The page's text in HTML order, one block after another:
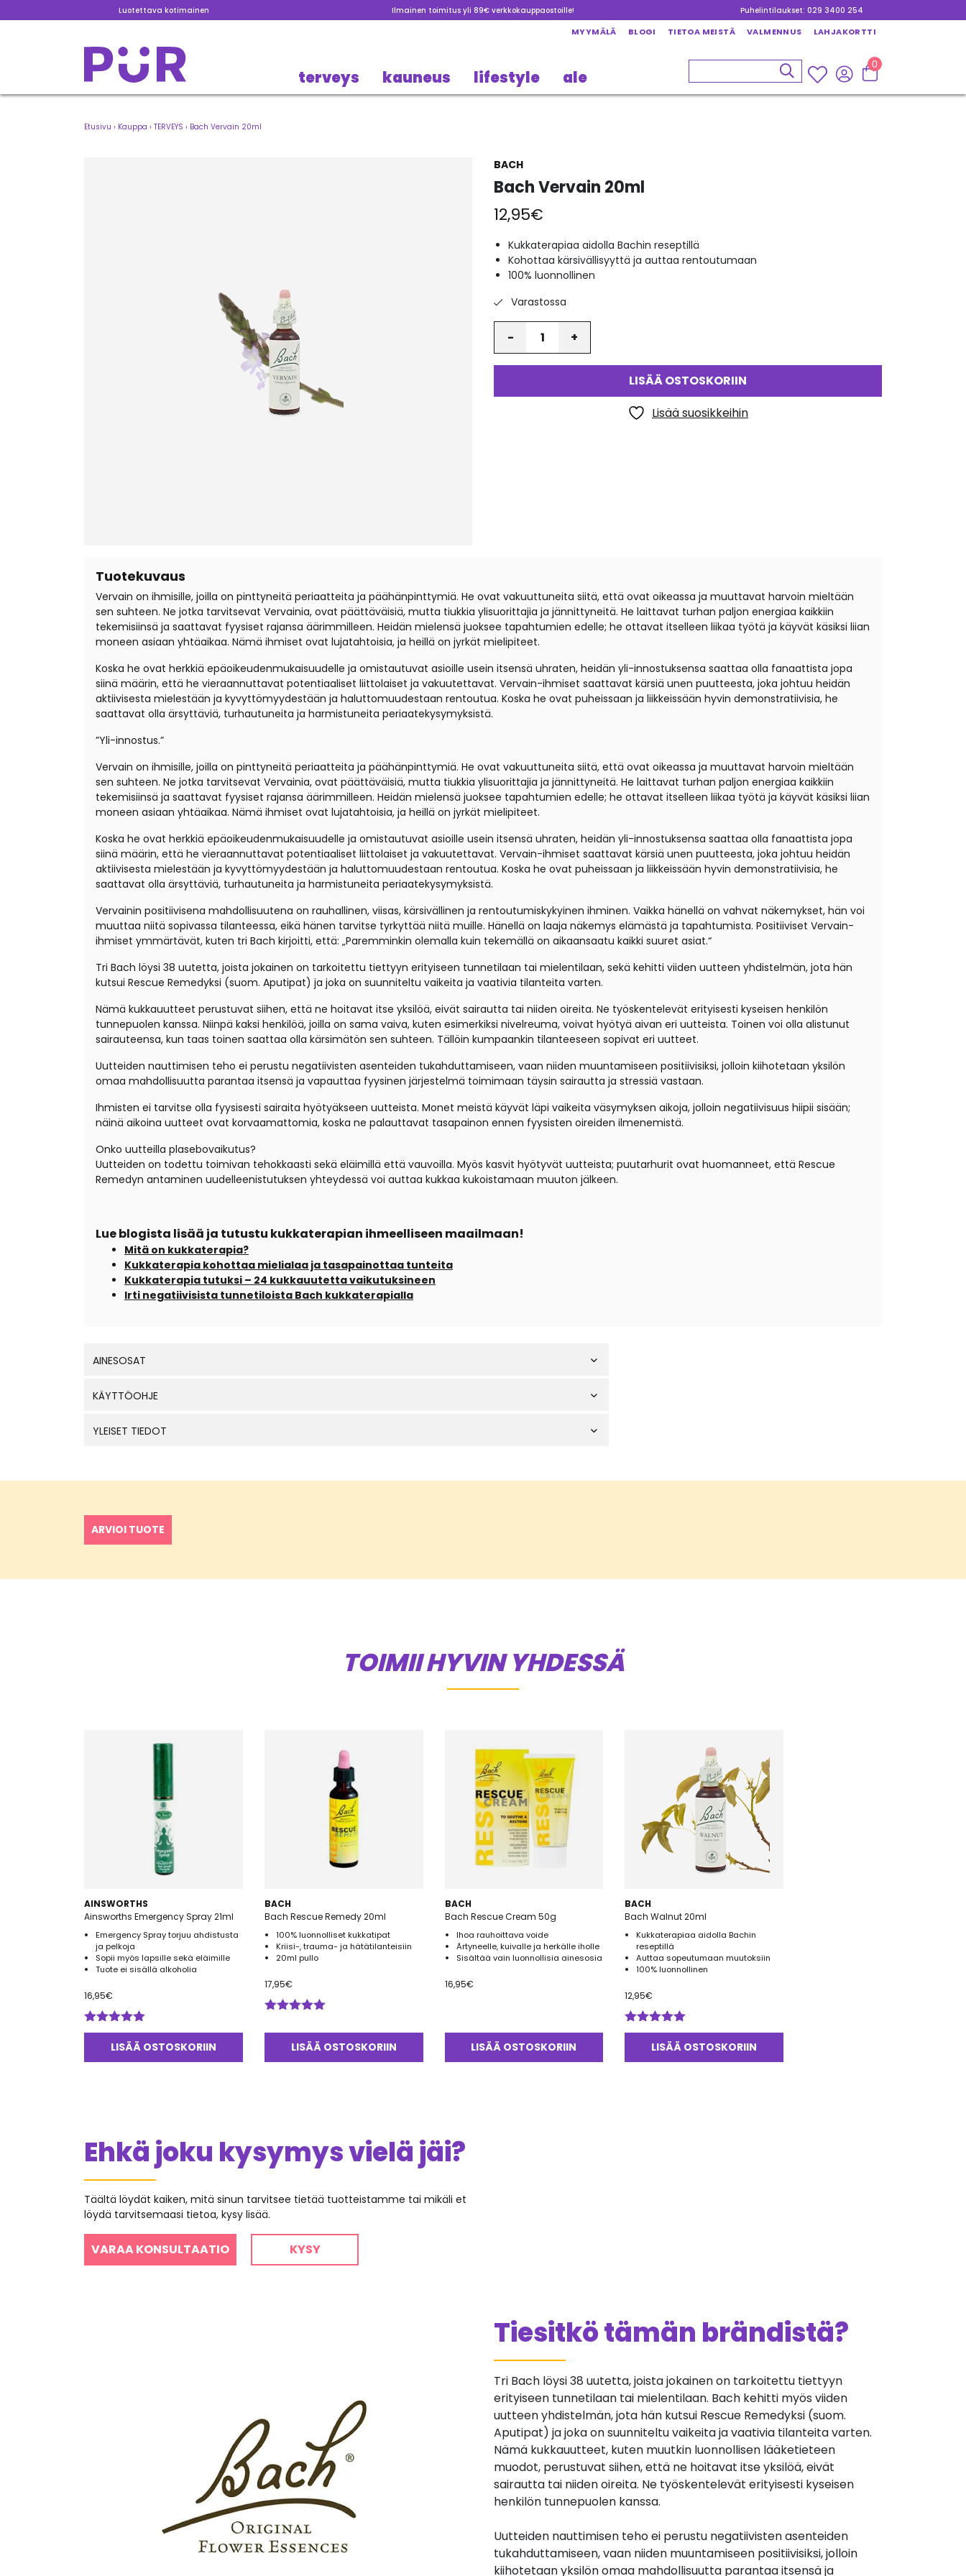
Luotettava kotimainen Ilmainen toimitus yli 89€ verkkokauppaostoille! Puhelintilaukset: 029 3400 254
MYYMÄLÄ BLOGI TIETOA MEISTÄ VALMENNUS LAHJAKORTTI
terveys kauneus lifestyle ale
0
Etusivu › Kauppa › TERVEYS › Bach Vervain 20ml
BACH
Bach Vervain 20ml
12,95€
Kukkaterapiaa aidolla Bachin reseptillä
Kohottaa kärsivällisyyttä ja auttaa rentoutumaan
100% luonnollinen
Varastossa
LISÄÄ OSTOSKORIIN
Lisää suosikkeihin
Tuotekuvaus
Vervain on ihmisille, joilla on pinttyneitä periaatteita ja päähänpinttymiä. He ovat vakuuttuneita siitä, että ovat oikeassa ja muuttavat harvoin mieltään
sen suhteen. Ne jotka tarvitsevat Vervainia, ovat päättäväisiä, mutta tiukkia ylisuorittajia ja jännittyneitä. He laittavat turhan paljon energiaa kaikkiin
tekemisiinsä ja saattavat fyysiset rajansa äärimmilleen. Heidän mielensä juoksee tapahtumien edelle; he ottavat itselleen liikaa työtä ja käyvät käsiksi liian
moneen asiaan yhtäaikaa. Nämä ihmiset ovat lujatahtoisia, ja heillä on jyrkät mielipiteet.
Koska he ovat herkkiä epäoikeudenmukaisuudelle ja omistautuvat asioille usein itsensä uhraten, heidän yli-innostuksensa saattaa olla fanaattista jopa
siinä määrin, että he vieraannuttavat potentiaaliset liittolaiset ja vakuutettavat. Vervain-ihmiset saattavat kärsiä unen puutteesta, joka johtuu heidän
aktiivisesta mielestään ja kyvyttömyydestään ja haluttomuudestaan rentoutua. Koska he ovat puheissaan ja liikkeissään hyvin demonstratiivisia, he
saattavat olla ärsyttäviä, turhautuneita ja harmistuneita periaatekysymyksistä.
”Yli-innostus.”
Vervain on ihmisille, joilla on pinttyneitä periaatteita ja päähänpinttymiä. He ovat vakuuttuneita siitä, että ovat oikeassa ja muuttavat harvoin mieltään
sen suhteen. Ne jotka tarvitsevat Vervainia, ovat päättäväisiä, mutta tiukkia ylisuorittajia ja jännittyneitä. He laittavat turhan paljon energiaa kaikkiin
tekemisiinsä ja saattavat fyysiset rajansa äärimmilleen. Heidän mielensä juoksee tapahtumien edelle; he ottavat itselleen liikaa työtä ja käyvät käsiksi liian
moneen asiaan yhtäaikaa. Nämä ihmiset ovat lujatahtoisia, ja heillä on jyrkät mielipiteet.
Koska he ovat herkkiä epäoikeudenmukaisuudelle ja omistautuvat asioille usein itsensä uhraten, heidän yli-innostuksensa saattaa olla fanaattista jopa
siinä määrin, että he vieraannuttavat potentiaaliset liittolaiset ja vakuutettavat. Vervain-ihmiset saattavat kärsiä unen puutteesta, joka johtuu heidän
aktiivisesta mielestään ja kyvyttömyydestään ja haluttomuudestaan rentoutua. Koska he ovat puheissaan ja liikkeissään hyvin demonstratiivisia, he
saattavat olla ärsyttäviä, turhautuneita ja harmistuneita periaatekysymyksistä.
Vervainin positiivisena mahdollisuutena on rauhallinen, viisas, kärsivällinen ja rentoutumiskykyinen ihminen. Vaikka hänellä on vahvat näkemykset, hän voi
muuttaa niitä sopivassa tilanteessa, eikä hänen tarvitse tyrkyttää niitä muille. Hänellä on laaja näkemys elämästä ja tapahtumista. Positiiviset Vervain-
ihmiset ymmärtävät, kuten tri Bach kirjoitti, että: „Paremminkin olemalla kuin tekemällä on aikaansaatu kaikki suuret asiat.“
Tri Bach löysi 38 uutetta, joista jokainen on tarkoitettu tiettyyn erityiseen tunnetilaan tai mielentilaan, sekä kehitti viiden uutteen yhdistelmän, jota hän
kutsui Rescue Remedyksi (suom. Aputipat) ja joka on suunniteltu vaikeita ja vaativia tilanteita varten.
Nämä kukkauutteet perustuvat siihen, että ne hoitavat itse yksilöä, eivät sairautta tai niiden oireita. Ne työskentelevät erityisesti kyseisen henkilön
tunnepuolen kanssa. Niinpä kaksi henkilöä, joilla on sama vaiva, kuten esimerkiksi nivelreuma, voivat hyötyä aivan eri uutteista. Toinen voi olla alistunut
sairauteensa, kun taas toinen saattaa olla kärsimätön sen suhteen. Tällöin kumpaankin tilanteeseen sopivat eri uutteet.
Uutteiden nauttimisen teho ei perustu negatiivisten asenteiden tukahduttamiseen, vaan niiden muuntamiseen positiivisiksi, jolloin kiihotetaan yksilön
omaa mahdollisuutta parantaa itsensä ja vapauttaa fyysinen järjestelmä toimimaan täysin sairautta ja stressiä vastaan.
Ihmisten ei tarvitse olla fyysisesti sairaita hyötyäkseen uutteista. Monet meistä käyvät läpi vaikeita väsymyksen aikoja, jolloin negatiivisuus hiipii sisään;
näinä aikoina uutteet ovat korvaamattomia, koska ne palauttavat tasapainon ennen fyysisten oireiden ilmenemistä.
Onko uutteilla plasebovaikutus?
Uutteiden on todettu toimivan tehokkaasti sekä eläimillä että vauvoilla. Myös kasvit hyötyvät uutteista; puutarhurit ovat huomanneet, että Rescue
Remedyn antaminen uudelleenistutuksen yhteydessä voi auttaa kukkaa kukoistamaan muuton jälkeen.
Lue blogista lisää ja tutustu kukkaterapian ihmeelliseen maailmaan!
Mitä on kukkaterapia?
Kukkaterapia kohottaa mielialaa ja tasapainottaa tunteita
Kukkaterapia tutuksi – 24 kukkauutetta vaikutuksineen
Irti negatiivisista tunnetiloista Bach kukkaterapialla
AINESOSAT
KÄYTTÖOHJE
YLEISET TIEDOT
ARVIOI TUOTE
TOIMII HYVIN YHDESSÄ
AINSWORTHS
Ainsworths Emergency Spray 21ml
Emergency Spray torjuu ahdistusta
ja pelkoja
Sopii myös lapsille sekä eläimille
Tuote ei sisällä alkoholia
16,95€
Arvostelu
tuotteesta:
LISÄÄ OSTOSKORIIN
BACH
Bach Rescue Remedy 20ml
100% luonnolliset kukkatipat
Kriisi-, trauma- ja hätätilanteisiin
20ml pullo
17,95€
tuotteesta:
/ 5
LISÄÄ OSTOSKORIIN
BACH
Bach Rescue Cream 50g
Ihoa rauhoittava voide
Ärtyneelle, kuivalle ja herkälle iholle
Sisältää vain luonnollisia ainesosia
16,95€
LISÄÄ OSTOSKORIIN
BACH
Bach Walnut 20ml
Kukkaterapiaa aidolla Bachin
reseptillä
Auttaa sopeutumaan muutoksiin
100% luonnollinen
12,95€
Arvostelu
tuotteesta:
LISÄÄ OSTOSKORIIN
Ehkä joku kysymys vielä jäi?
Täältä löydät kaiken, mitä sinun tarvitsee tietää tuotteistamme tai mikäli et
löydä tarvitsemaasi tietoa, kysy lisää.
VARAA KONSULTAATIO KYSY
Tiesitkö tämän brändistä?
Tri Bach löysi 38 uutetta, joista jokainen on tarkoitettu tiettyyn
erityiseen tunnetilaan tai mielentilaan. Bach kehitti myös viiden
uutteen yhdistelmän, jota hän kutsui Rescue Remedyksi (suom.
Aputipat) ja joka on suunniteltu vaikeita ja vaativia tilanteita varten.
Nämä kukkauutteet, kuten muutkin luonnollisen lääketieteen
muodot, perustuvat siihen, että ne hoitavat itse yksilöä, eivät
sairautta tai niiden oireita. Ne työskentelevät erityisesti kyseisen
henkilön tunnepuolen kanssa.
Uutteiden nauttimisen teho ei perustu negatiivisten asenteiden
tukahduttamiseen, vaan niiden muuntamiseen positiivisiksi, jolloin
kiihotetaan yksilön omaa mahdollisuutta parantaa itsensä ja